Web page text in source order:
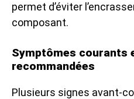
permet d’éviter
composant.
Symptômes courants
recommandées
Plusieurs signes avant-